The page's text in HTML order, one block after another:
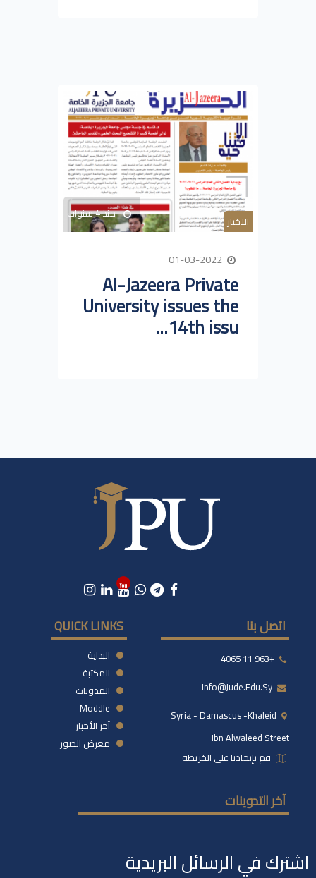
الاخبار منذ 4 سنوات
Al-Jazeera Private
University issues the
14th issu...
اتصل بنا
+963 11 4065
Syria - Damascus -khaleid
Ibn Alwaleed Street
قم بإيجادنا على الخريطة
QUICK LINKS
البداية
المكتبة
المدونات
Moddle
آخر الأخبار
معرض الصور
آخر التدوينات
اشترك في الرسائل البريدية